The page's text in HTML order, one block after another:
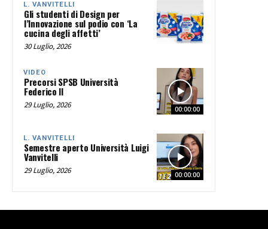
L. VANVITELLI
Gli studenti di Design per
l’Innovazione sul podio con ‘La
cucina degli affetti’
30 Luglio, 2026
00:00:00
VIDEO
Precorsi SPSB Università
Federico II
29 Luglio, 2026
00:00:00
L. VANVITELLI
Semestre aperto Università Luigi
Vanvitelli
29 Luglio, 2026